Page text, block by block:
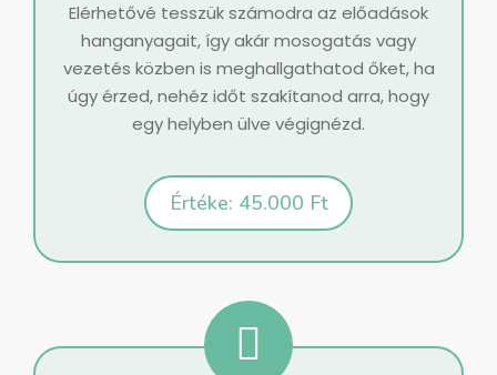
Elérhetővé tesszük számodra az előadások
hanganyagait, így akár mosogatás vagy
vezetés közben is meghallgathatod őket, ha
úgy érzed, nehéz időt szakítanod arra, hogy
egy helyben ülve végignézd.
Értéke: 45.000 Ft